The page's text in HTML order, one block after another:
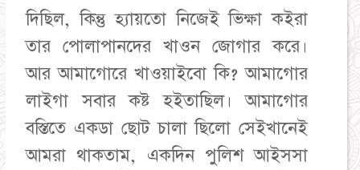
দিছিল, কিন্তু হ্যায়তো নিজেই ভিক্ষা কইরা
তার পোলাপানদের খাওন জোগার করে।
আর আমাগোরে খাওয়াইবো কি? আমাগোর
লাইগা সবার কষ্ট হইতাছিল। আমাগোর
বস্তিতে একডা ছোট চালা ছিলো সেইখানেই
আমরা থাকতাম, একদিন পুলিশ আইসসা